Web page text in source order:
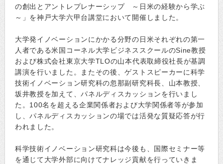
の創出とアントレプレナーシップ ～日米の経験から学ぶ
～」を神戸大学六甲台講堂において開催しました。
大学発イノベーションにかかる分野の日米それぞれの第一
人者である米国コーネル大学ビジネススクールのSine教授
および株式会社東京大学TLOの山本代表取締役社長が基調
講演を行いました。またその後、ゲストスピーカーに科学
技術イノベーション研究科の忽那副研究科長、山本教授、
坂井教授を加えて、パネルディスカッションを行いまし
た。100名を超える企業関係者および大学関係者等が参加
し、パネルディスカッションの場では活発な質疑応答が行
われました。
科学技術イノベーション研究科は今後も、国際セミナー等
を通じて大学外部に向けてナレッジ貢献を行っていきま